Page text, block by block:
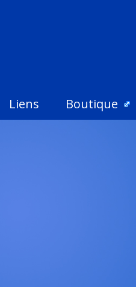
Liens Boutique